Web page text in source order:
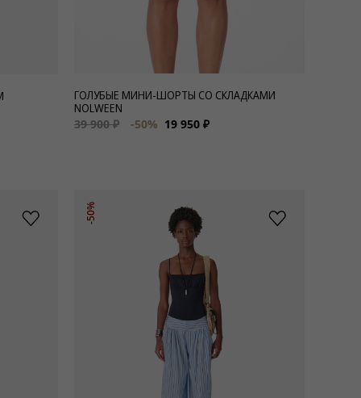
ГОЛУБЫЕ МИНИ-ШОРТЫ СО СКЛАДКАМИ
NOLWEEN
39 900 ₽
-50% 19 950 ₽
-50%